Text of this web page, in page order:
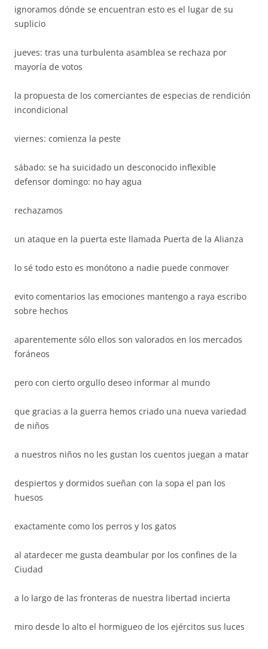
ignoramos dónde se encuentran esto es el lugar de su
suplicio
jueves: tras una turbulenta asamblea se rechaza por
mayoría de votos
la propuesta de los comerciantes de especias de rendición
incondicional
viernes: comienza la peste
sábado: se ha suicidado un desconocido inflexible
defensor domingo: no hay agua
rechazamos
un ataque en la puerta este llamada Puerta de la Alianza
lo sé todo esto es monótono a nadie puede conmover
evito comentarios las emociones mantengo a raya escribo
sobre hechos
aparentemente sólo ellos son valorados en los mercados
foráneos
pero con cierto orgullo deseo informar al mundo
que gracias a la guerra hemos criado una nueva variedad
de niños
a nuestros niños no les gustan los cuentos juegan a matar
despiertos y dormidos sueñan con la sopa el pan los
huesos
exactamente como los perros y los gatos
al atardecer me gusta deambular por los confines de la
Ciudad
a lo largo de las fronteras de nuestra libertad incierta
miro desde lo alto el hormigueo de los ejércitos sus luces